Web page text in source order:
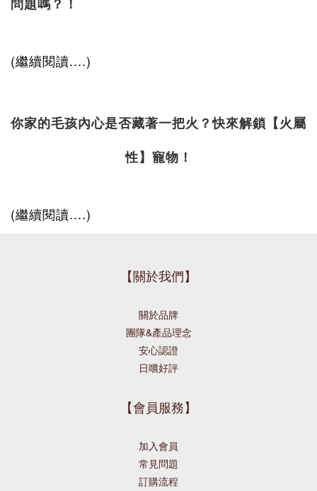
問題嗎？！
(繼續閱讀....)
你家的毛孩內心是否藏著一把火？快來解鎖【火屬
性】寵物！
(繼續閱讀....)
【關於我們】
關於品牌
團隊&產品理念
安心認證
日嚐好評
【會員服務】
加入會員
常見問題
訂購流程